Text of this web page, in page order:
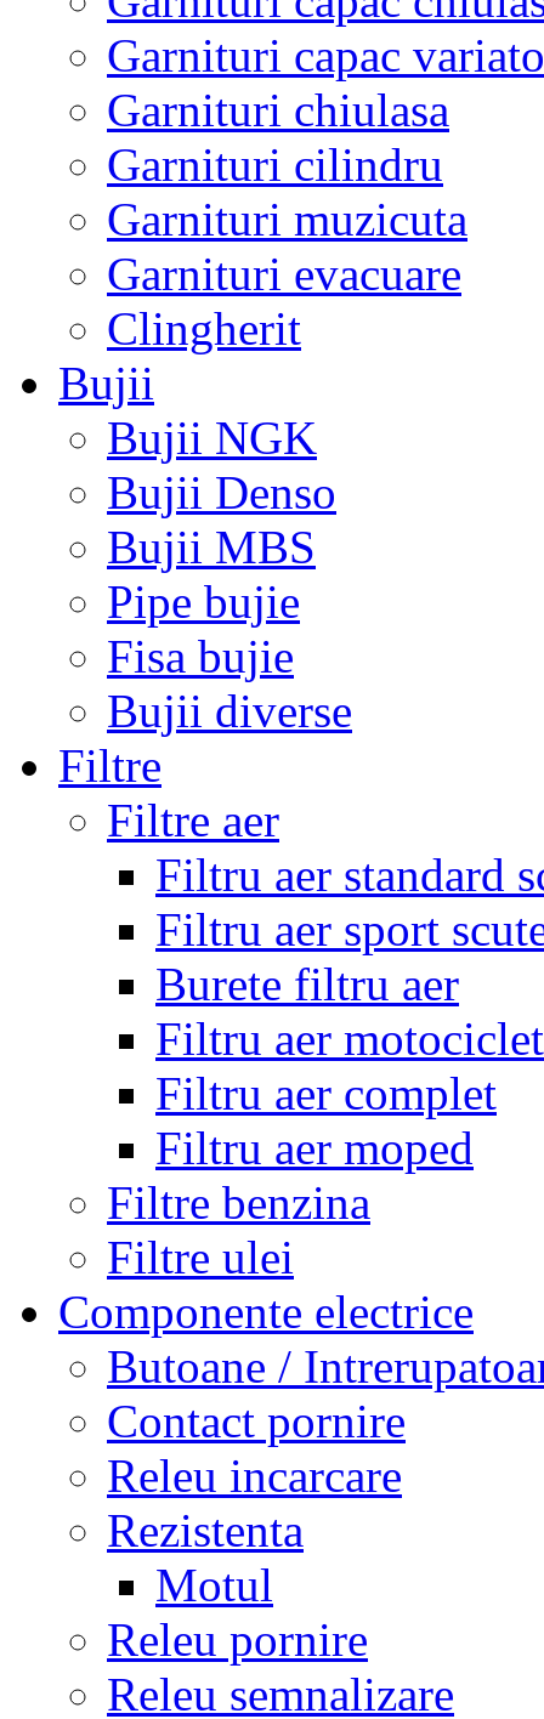
Garnituri capac
Garnituri chiulasa
Garnituri cilindru
Garnituri muzicuta
Garnituri evacuare
Clingherit
Bujii
Bujii NGK
Bujii Denso
Bujii MBS
Pipe bujie
Fisa bujie
Bujii diverse
Filtre
Filtre aer
Filtru aer standard
Filtru aer sport
Burete filtru aer
Filtru aer
Filtru aer complet
Filtru aer moped
Filtre benzina
Filtre ulei
Componente electrice
Butoane /
Contact pornire
Releu incarcare
Rezistenta
Motul
Releu pornire
Releu semnalizare